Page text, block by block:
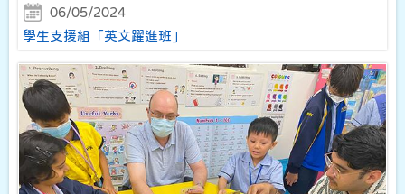
06/05/2024
學生支援組「英文躍進班」